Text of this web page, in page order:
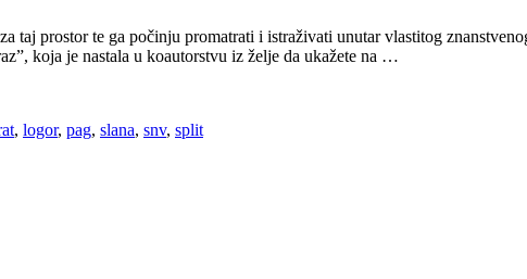
taj prostor te ga počinju promatrati i istraživati unutar vlastitog
koja je nastala u koautorstvu iz želje da ukažete na …
, logor, pag, slana, snv, split